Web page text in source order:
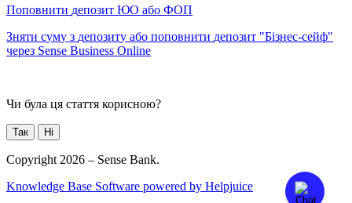
Поповнити депозит ЮО або ФОП
Зняти суму з депозиту або поповнити депозит "Бізнес-сейф"
через Sense Business Online
Чи була ця стаття корисною?
Так Ні
Copyright 2026 – Sense Bank.
Knowledge Base Software powered by Helpjuice